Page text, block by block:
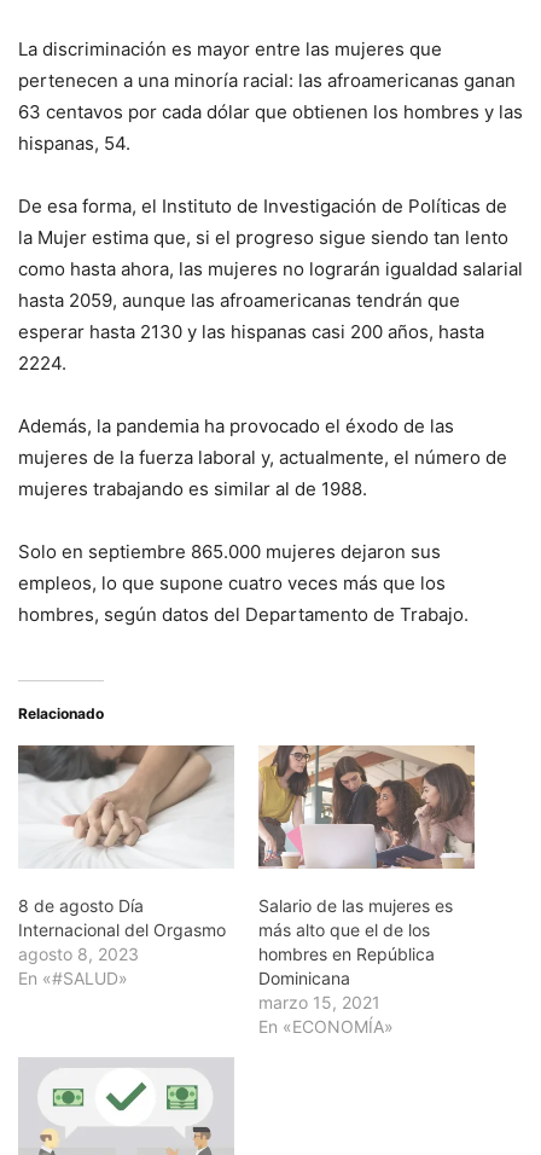
La discriminación es mayor entre las mujeres que
pertenecen a una minoría racial: las afroamericanas ganan
63 centavos por cada dólar que obtienen los hombres y las
hispanas, 54.
De esa forma, el Instituto de Investigación de Políticas de
la Mujer estima que, si el progreso sigue siendo tan lento
como hasta ahora, las mujeres no lograrán igualdad salarial
hasta 2059, aunque las afroamericanas tendrán que
esperar hasta 2130 y las hispanas casi 200 años, hasta
2224.
Además, la pandemia ha provocado el éxodo de las
mujeres de la fuerza laboral y, actualmente, el número de
mujeres trabajando es similar al de 1988.
Solo en septiembre 865.000 mujeres dejaron sus
empleos, lo que supone cuatro veces más que los
hombres, según datos del Departamento de Trabajo.
Relacionado
8 de agosto Día
Internacional del Orgasmo
agosto 8, 2023
En «#SALUD»
Salario de las mujeres es
más alto que el de los
hombres en República
Dominicana
marzo 15, 2021
En «ECONOMÍA»